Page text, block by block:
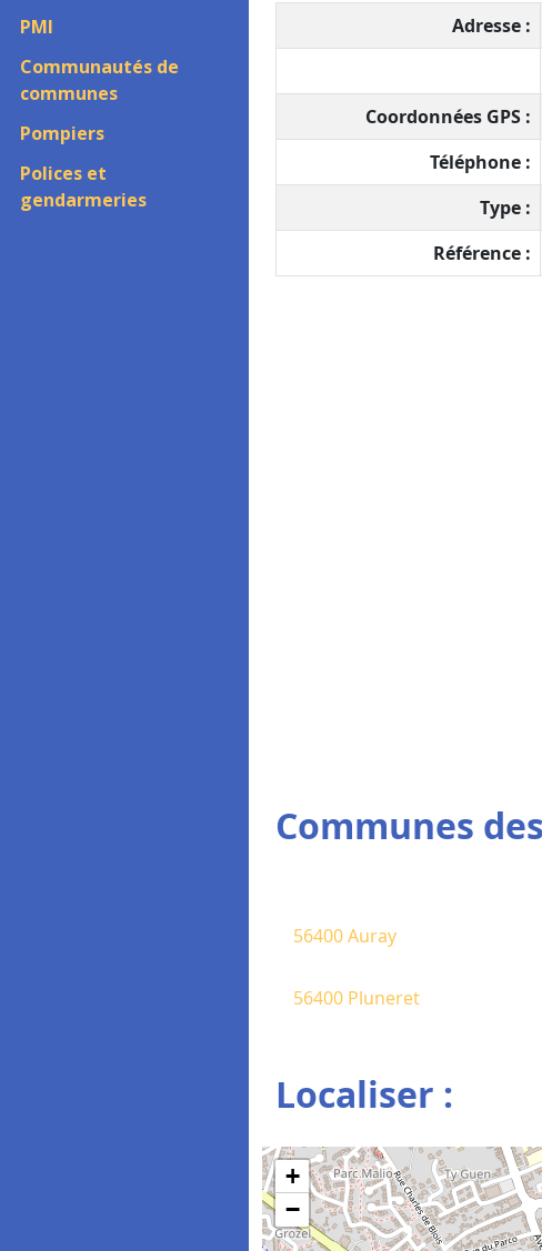
PMI
Communautés de
communes
Pompiers
Polices et
gendarmeries
Adresse :
Coordonnées GPS :
Téléphone :
Type :
Référence :
Communes
56400 Auray
56400 Pluneret
Localiser :
+
−